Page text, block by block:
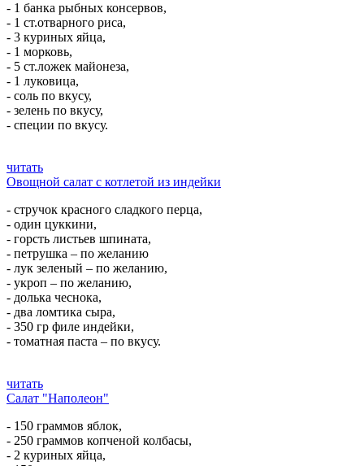
- 1 банка рыбных консервов,
- 1 ст.отварного риса,
- 3 куриных яйца,
- 1 морковь,
- 5 ст.ложек майонеза,
- 1 луковица,
- соль по вкусу,
- зелень по вкусу,
- специи по вкусу.
читать
Овощной салат с котлетой из индейки
- стручок красного сладкого перца,
- один цуккини,
- горсть листьев шпината,
- петрушка – по желанию
- лук зеленый – по желанию,
- укроп – по желанию,
- долька чеснока,
- два ломтика сыра,
- 350 гр филе индейки,
- томатная паста – по вкусу.
читать
Салат "Наполеон"
- 150 граммов яблок,
- 250 граммов копченой колбасы,
- 2 куриных яйца,